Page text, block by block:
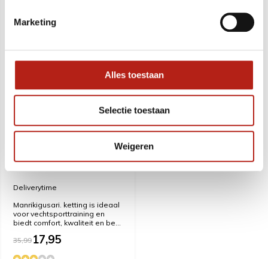
Marketing
Alles toestaan
Selectie toestaan
Weigeren
Deliverytime
Manrikigusari. ketting is ideaal
voor vechtsporttraining en
biedt comfort, kwaliteit en be...
35,9917,95